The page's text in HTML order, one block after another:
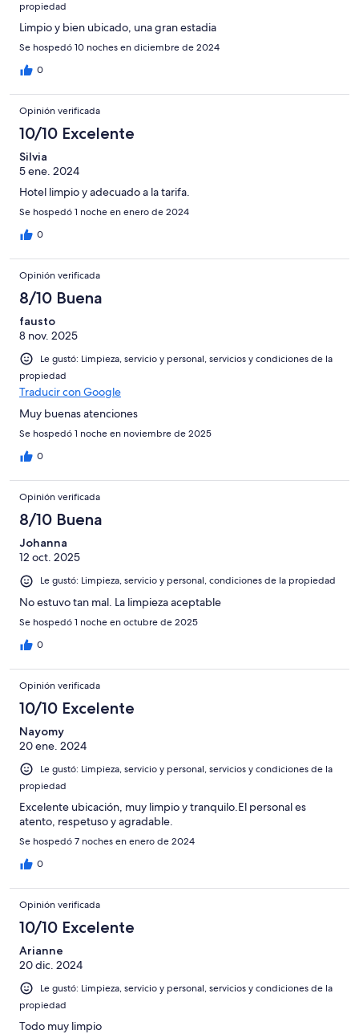
propiedad
Limpio y bien ubicado, una gran estadia
Se hospedó 10 noches en diciembre de 2024
0
Opinión verificada
10/10 Excelente
Silvia
5 ene. 2024
Hotel limpio y adecuado a la tarifa.
Se hospedó 1 noche en enero de 2024
0
Opinión verificada
8/10 Buena
fausto
8 nov. 2025
Le gustó: Limpieza, servicio y personal, servicios y condiciones de la
propiedad
Traducir con Google
Muy buenas atenciones
Se hospedó 1 noche en noviembre de 2025
0
Opinión verificada
8/10 Buena
Johanna
12 oct. 2025
Le gustó: Limpieza, servicio y personal, condiciones de la propiedad
No estuvo tan mal. La limpieza aceptable
Se hospedó 1 noche en octubre de 2025
0
Opinión verificada
10/10 Excelente
Nayomy
20 ene. 2024
Le gustó: Limpieza, servicio y personal, servicios y condiciones de la
propiedad
Excelente ubicación, muy limpio y tranquilo.El personal es
atento, respetuso y agradable.
Se hospedó 7 noches en enero de 2024
0
Opinión verificada
10/10 Excelente
Arianne
20 dic. 2024
Le gustó: Limpieza, servicio y personal, servicios y condiciones de la
propiedad
Todo muy limpio